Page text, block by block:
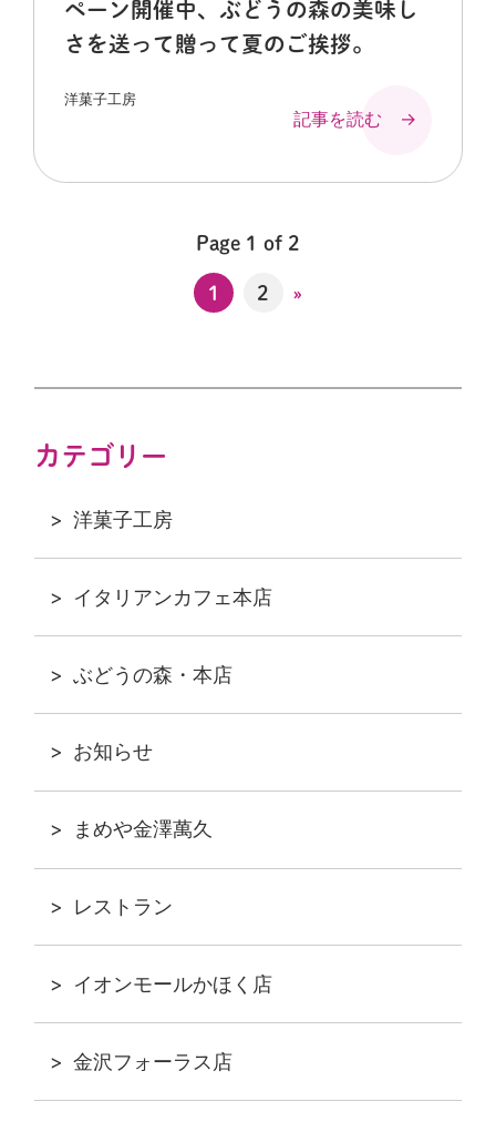
ペーン開催中、ぶどうの森の美味し
さを送って贈って夏のご挨拶。
洋菓子工房
記事を読む →
Page 1 of 2
1 2 »
カテゴリー
洋菓子工房
イタリアンカフェ本店
ぶどうの森・本店
お知らせ
まめや金澤萬久
レストラン
イオンモールかほく店
金沢フォーラス店